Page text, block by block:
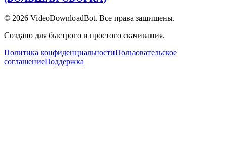
© 2026 VideoDownloadBot. Все права защищены.
Создано для быстрого и простого скачивания.
Политика конфиденциальностиПользовательское
соглашениеПоддержка